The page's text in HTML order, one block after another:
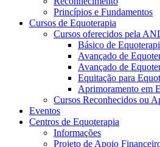
Princípios e Fundamentos
Cursos de Equoterapia
Cursos oferecidos pela
Básico de
Avançado de
Avançado de
Equitação para
Aprimoramento em
Cursos Reconhecidos ou
Eventos
Centros de Equoterapia
Informações
Projeto de Apoio